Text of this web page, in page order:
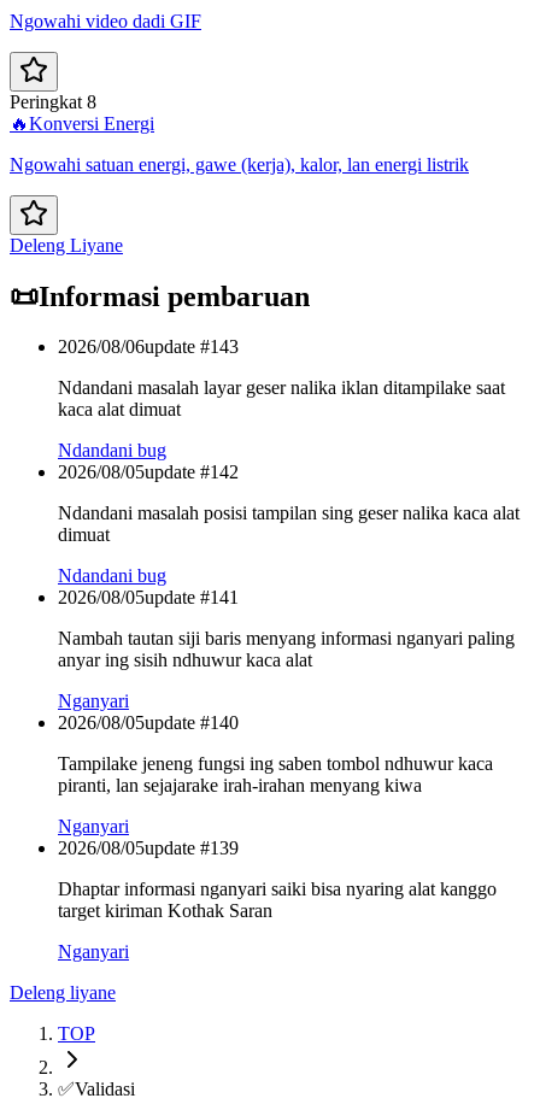
Ngowahi video dadi GIF
Peringkat 8
🔥Konversi Energi
Ngowahi satuan energi, gawe (kerja), kalor, lan energi listrik
Deleng Liyane
📜Informasi pembaruan
2026/08/06update #143
Ndandani masalah layar geser nalika iklan ditampilake saat
kaca alat dimuat
Ndandani bug
2026/08/05update #142
Ndandani masalah posisi tampilan sing geser nalika kaca alat
dimuat
Ndandani bug
2026/08/05update #141
Nambah tautan siji baris menyang informasi nganyari paling
anyar ing sisih ndhuwur kaca alat
Nganyari
2026/08/05update #140
Tampilake jeneng fungsi ing saben tombol ndhuwur kaca
piranti, lan sejajarake irah-irahan menyang kiwa
Nganyari
2026/08/05update #139
Dhaptar informasi nganyari saiki bisa nyaring alat kanggo
target kiriman Kothak Saran
Nganyari
Deleng liyane
TOP
✅Validasi